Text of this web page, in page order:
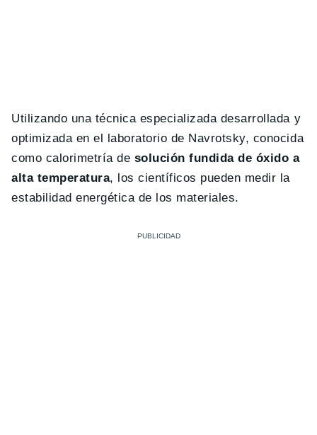
Utilizando una técnica especializada desarrollada y
optimizada en el laboratorio de Navrotsky, conocida
como calorimetría de solución fundida de óxido a
alta temperatura, los científicos pueden medir la
estabilidad energética de los materiales.